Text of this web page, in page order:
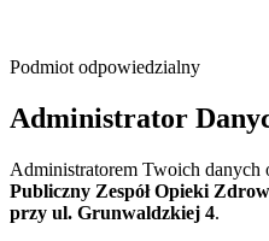
Podmiot odpowiedzialny
Administrator
Administratorem Twoich danych
Publiczny Zespół Opieki
przy ul. Grunwaldzkiej 4.